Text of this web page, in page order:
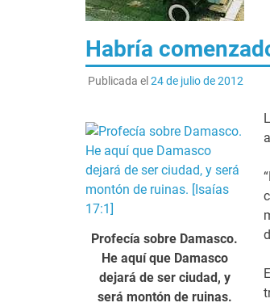
Habría
Publicada el24 de julio de 2012
Profecía sobre Damasco.
He aquí que Damasco
dejará de ser ciudad, y
será montón de ruinas.